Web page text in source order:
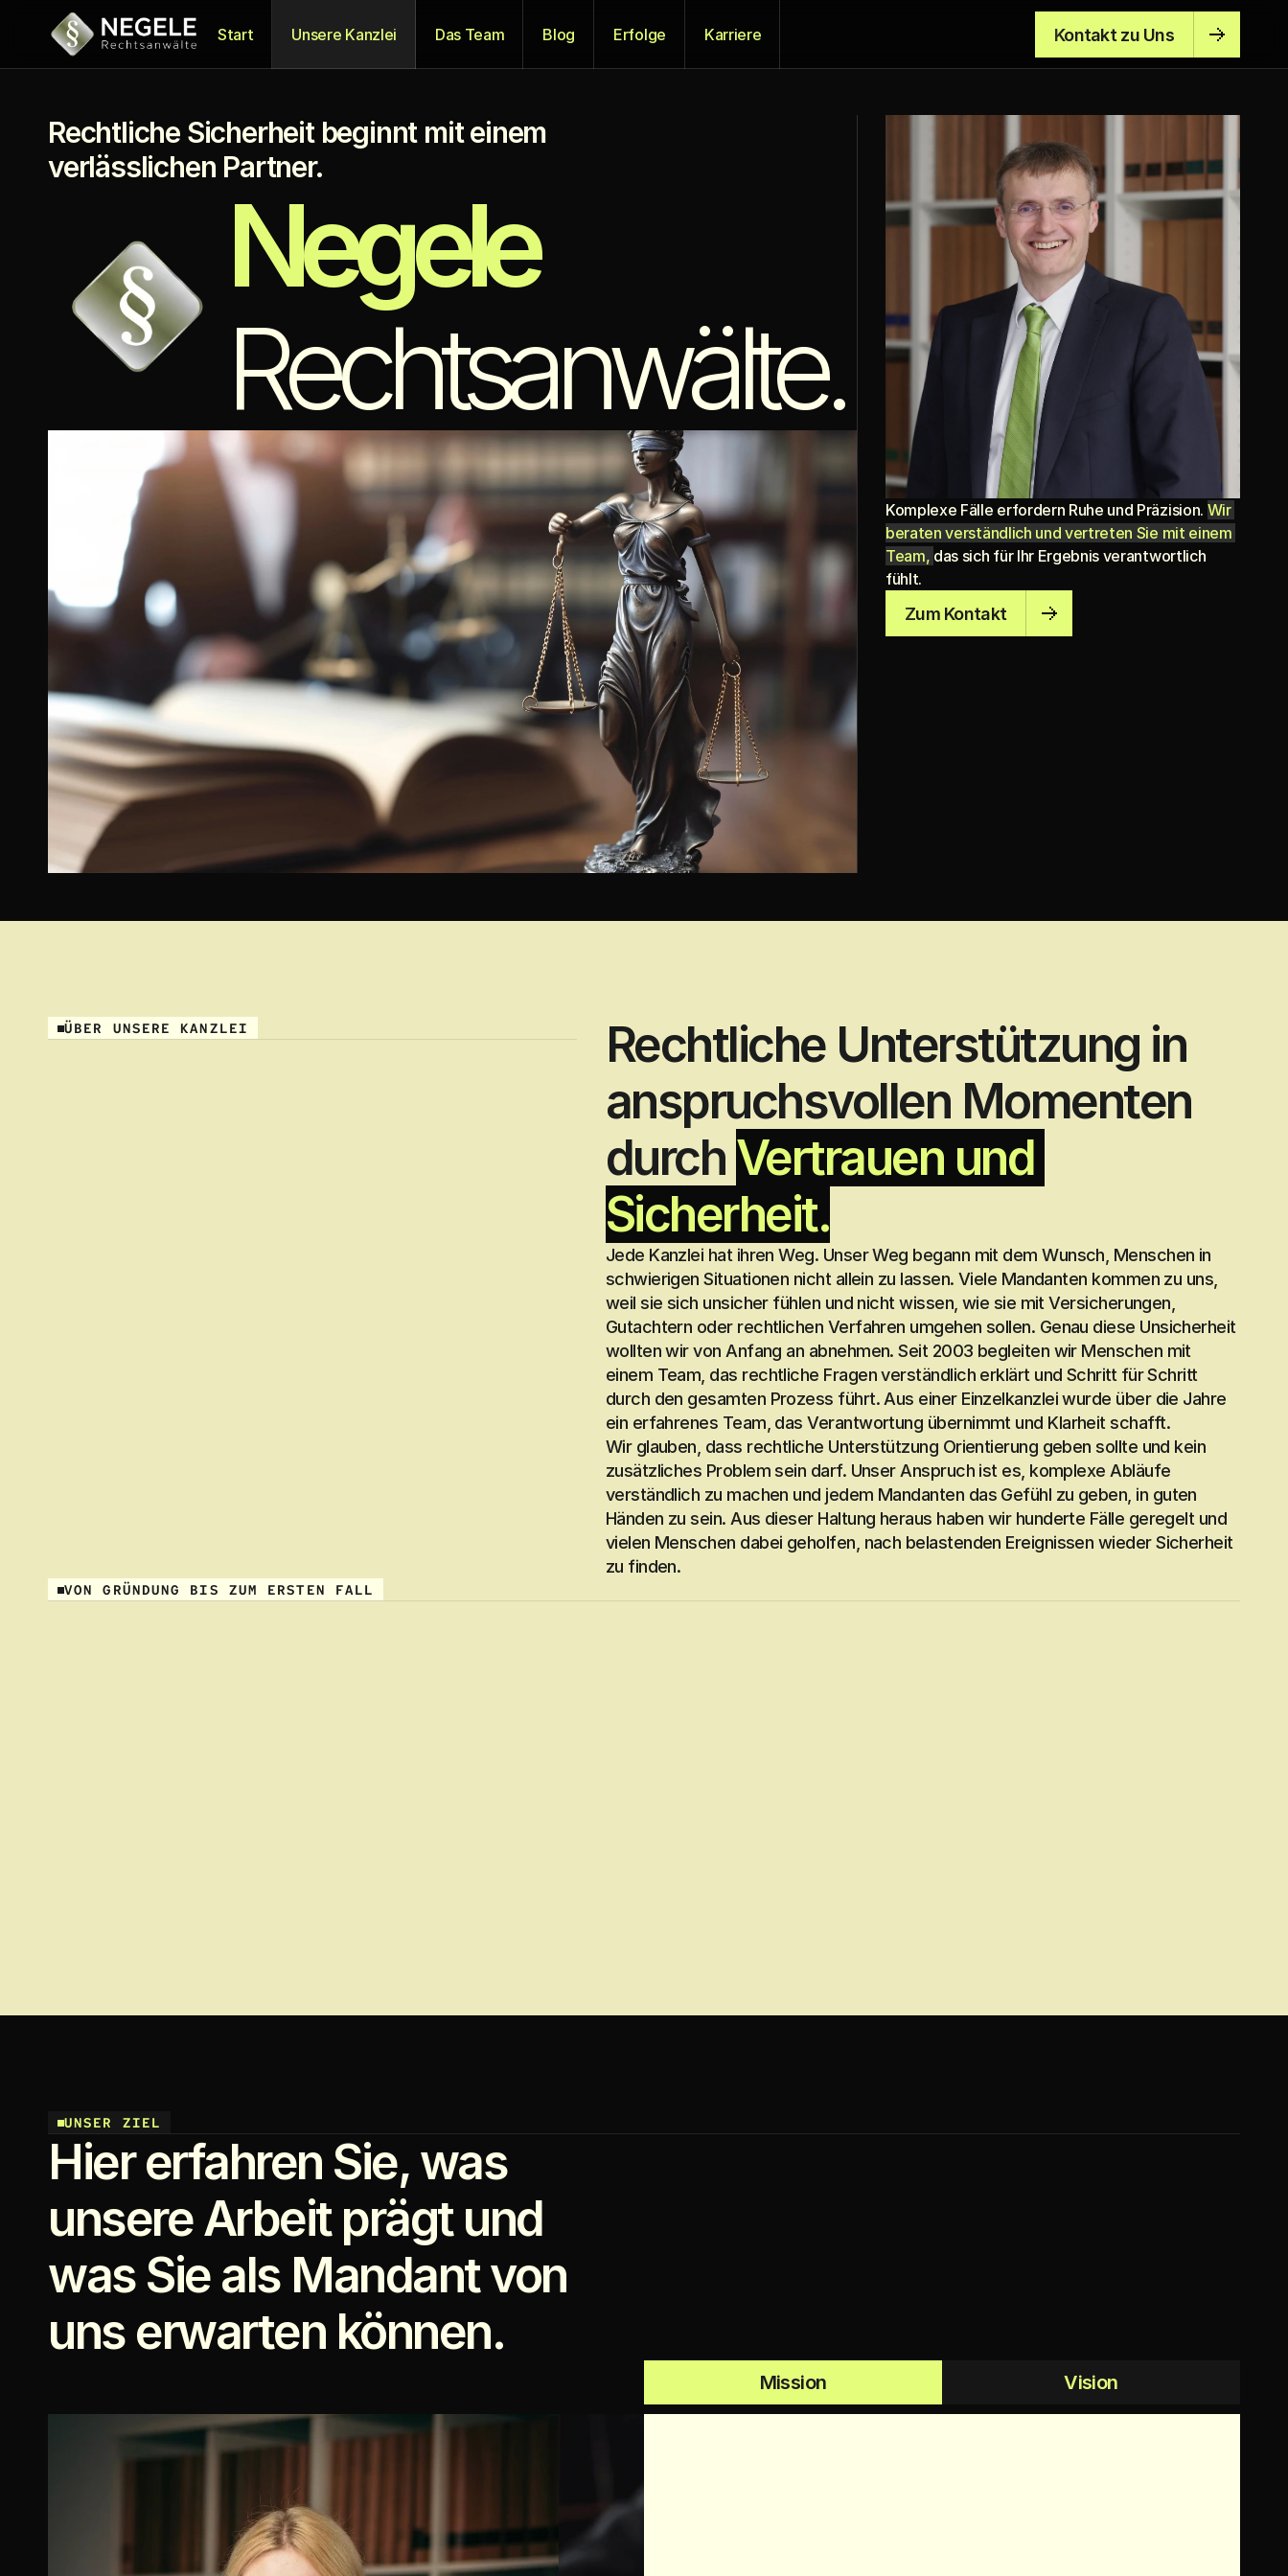
Start Unsere Kanzlei Das Team Blog Erfolge Karriere Kontakt zu Uns
Rechtliche Sicherheit beginnt mit einem
verlässlichen Partner.
Negele
Rechtsanwälte.
Komplexe Fälle erfordern Ruhe und Präzision. Wir
beraten verständlich und vertreten Sie mit einem
Team, das sich für Ihr Ergebnis verantwortlich
fühlt.
Zum Kontakt
ÜBER UNSERE KANZLEI
Rechtliche Unterstützung in
anspruchsvollen Momenten
durch Vertrauen und
Sicherheit.
Jede Kanzlei hat ihren Weg. Unser Weg begann mit dem Wunsch, Menschen in
schwierigen Situationen nicht allein zu lassen. Viele Mandanten kommen zu uns,
weil sie sich unsicher fühlen und nicht wissen, wie sie mit Versicherungen,
Gutachtern oder rechtlichen Verfahren umgehen sollen. Genau diese Unsicherheit
wollten wir von Anfang an abnehmen. Seit 2003 begleiten wir Menschen mit
einem Team, das rechtliche Fragen verständlich erklärt und Schritt für Schritt
durch den gesamten Prozess führt. Aus einer Einzelkanzlei wurde über die Jahre
ein erfahrenes Team, das Verantwortung übernimmt und Klarheit schafft.
Wir glauben, dass rechtliche Unterstützung Orientierung geben sollte und kein
zusätzliches Problem sein darf. Unser Anspruch ist es, komplexe Abläufe
verständlich zu machen und jedem Mandanten das Gefühl zu geben, in guten
Händen zu sein. Aus dieser Haltung heraus haben wir hunderte Fälle geregelt und
vielen Menschen dabei geholfen, nach belastenden Ereignissen wieder Sicherheit
zu finden.
VON GRÜNDUNG BIS ZUM ERSTEN FALL
UNSER ZIEL
Hier erfahren Sie, was
unsere Arbeit prägt und
was Sie als Mandant von
uns erwarten können.
Mission Vision